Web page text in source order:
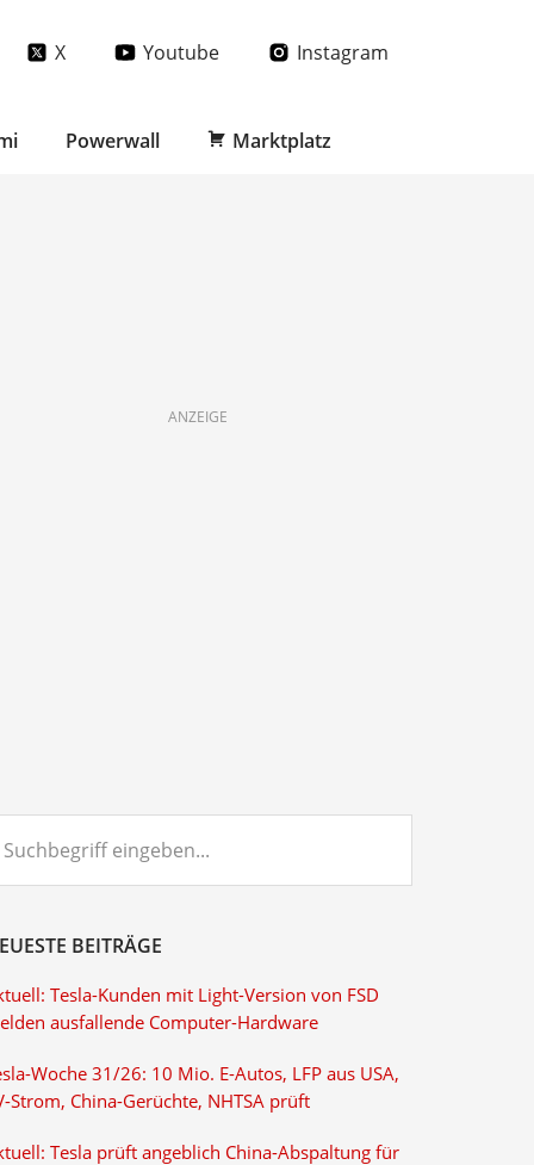
X Youtube Instagram
Powerwall Marktplatz
ANZEIGE
BEITRÄGE
Tesla-Kunden mit Light-Version von FSD
ausfallende Computer-Hardware
Woche 31/26: 10 Mio. E-Autos, LFP aus USA,
Strom, China-Gerüchte, NHTSA prüft
Tesla prüft angeblich China-Abspaltung für